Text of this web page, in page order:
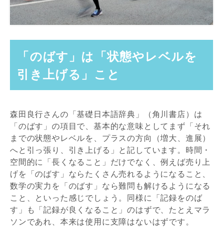
「のばす」は「状態やレベルを
引き上げる」こと
森田良行さんの「基礎日本語辞典」（角川書店）は
「のばす」の項目で、基本的な意味としてまず「それ
までの状態やレベルを、プラスの方向（増大、進展）
へと引っ張り、引き上げる」と記しています。時間・
空間的に「長くなること」だけでなく、例えば売り上
げを「のばす」ならたくさん売れるようになること、
数学の実力を「のばす」なら難問も解けるようになる
こと、といった感じでしょう。同様に「記録をのば
す」も「記録が良くなること」のはずで、たとえマラ
ソンであれ、本来は使用に支障はないはずです。